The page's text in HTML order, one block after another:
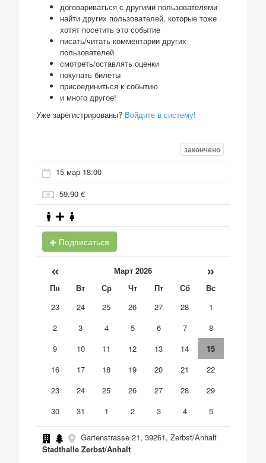
договариваться с другими пользователями
найти других пользователей, которые тоже
хотят посетить это событие
писать/читать комментарии других
пользователей
смотреть/оставлять оценки
покупать билеты
присоединиться к событию
и много другое!
Уже зарегистрированы? Войдите в систему!
закончено
15 мар 18:00
59,90 €
Подписаться
« Март 2026 »
Пн Вт Ср Чт Пт Сб
Вс
23
24 25 26 27 28
1
2
3 4 5 6 7
8
9
10 11 12 13 14
15
16
17 18 19 20 21
22
23
24 25 26 27 28
29
30
31 1 2 3 4 5
Gartenstrasse 21, 39261, Zerbst/Anhalt
Stadthalle Zerbst/Anhalt